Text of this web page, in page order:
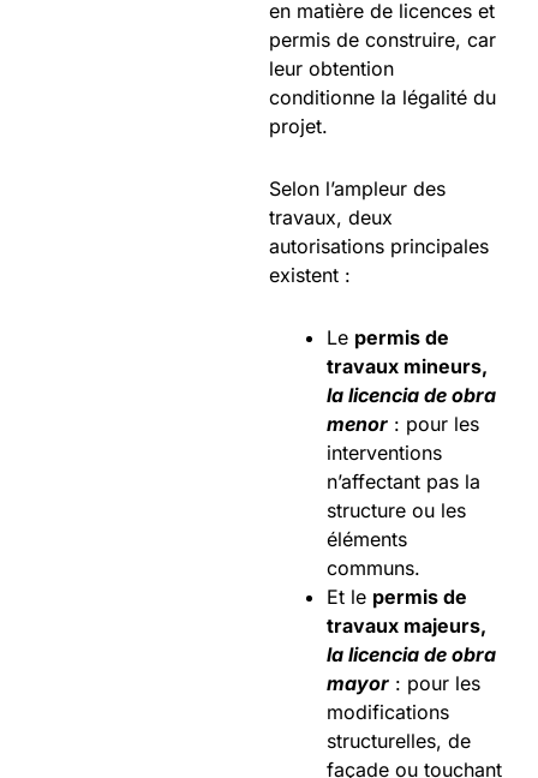
en matière de licences et
permis de construire, car
leur obtention
conditionne la légalité du
projet.
Selon l’ampleur des
travaux, deux
autorisations principales
existent :
Le permis de
travaux mineurs,
la licencia de obra
menor : pour les
interventions
n’affectant pas la
structure ou les
éléments
communs.
Et le permis de
travaux majeurs,
la licencia de obra
mayor : pour les
modifications
structurelles, de
façade ou touchant